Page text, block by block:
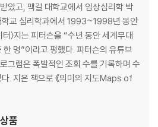
았고, 맥길 대학교에서 임상심리학 박
학교 심리학과에서 1993~1998년 동안
〉지는 피터슨을 “수년 동안 세계무대
명”이라고 평했다. 피터슨의 유튜브
그램은 폭발적인 조회 수를 기록하며 수
. 지은 책으로 《의미의 지도Maps of
품